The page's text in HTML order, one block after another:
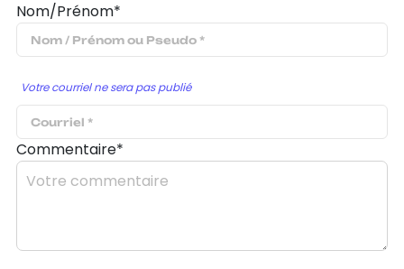
Nom/Prénom*
Votre courriel ne sera pas publié
Commentaire*